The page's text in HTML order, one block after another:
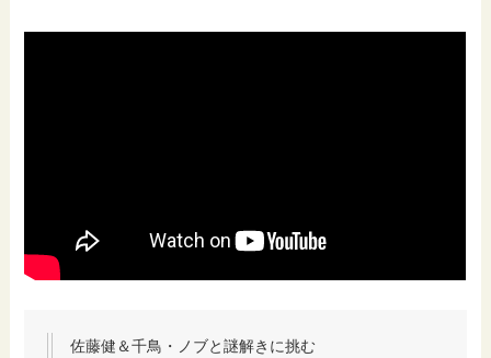
佐藤健＆千鳥・ノブと謎解きに挑む